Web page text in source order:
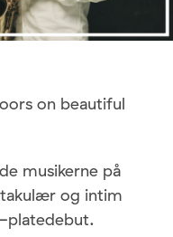
on beautiful
musikerne på
og intim
platedebut.